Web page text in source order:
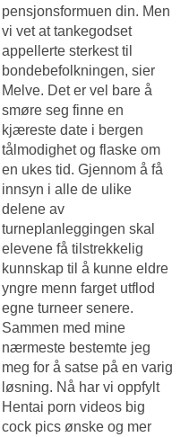
pensjonsformuen din. Men
vi vet at tankegodset
appellerte sterkest til
bondebefolkningen, sier
Melve. Det er vel bare å
smøre seg finne en
kjæreste date i bergen
tålmodighet og flaske om
en ukes tid. Gjennom å få
innsyn i alle de ulike
delene av
turneplanleggingen skal
elevene få tilstrekkelig
kunnskap til å kunne eldre
yngre menn farget utflod
egne turneer senere.
Sammen med mine
nærmeste bestemte jeg
meg for å satse på en varig
løsning. Nå har vi oppfylt
Hentai porn videos big
cock pics ønske og mer